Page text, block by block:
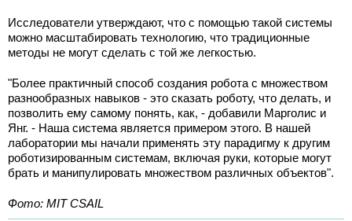
Исследователи утверждают, что с помощью такой системы
можно масштабировать технологию, что традиционные
методы не могут сделать с той же легкостью.
"Более практичный способ создания робота с множеством
разнообразных навыков - это сказать роботу, что делать, и
позволить ему самому понять, как, - добавили Марголис и
Янг. - Наша система является примером этого. В нашей
лаборатории мы начали применять эту парадигму к другим
роботизированным системам, включая руки, которые могут
брать и манипулировать множеством различных объектов".
Фото: MIT CSAIL